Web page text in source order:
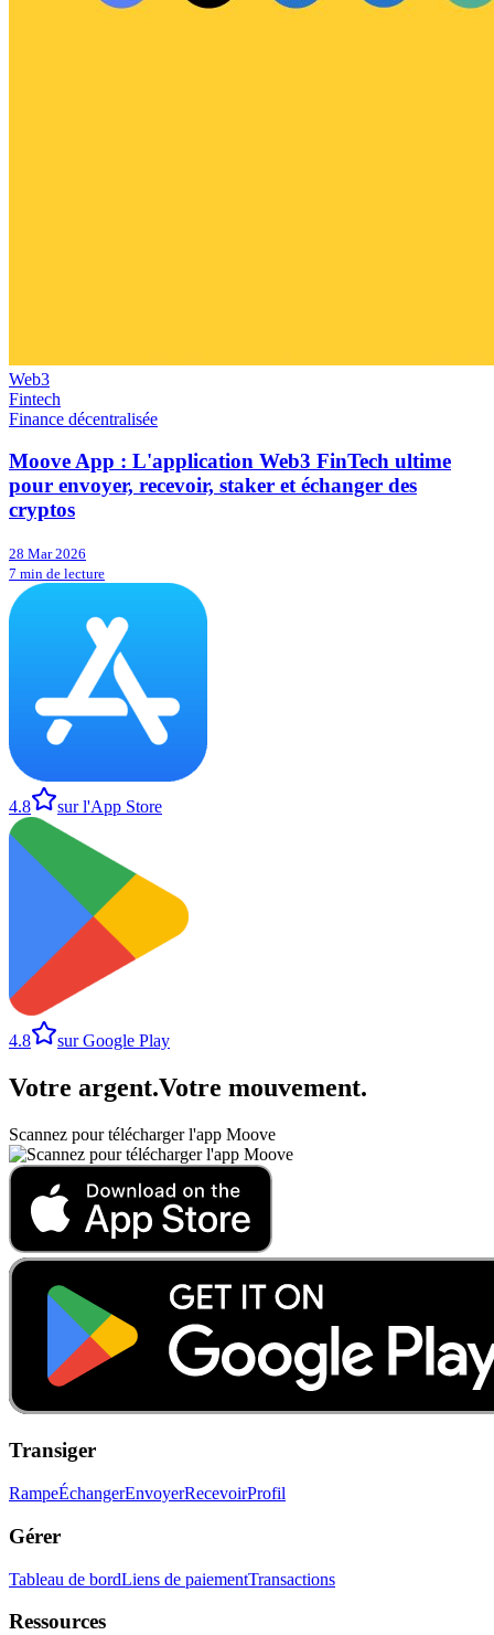
Web3
Fintech
Finance décentralisée
Moove App : L'application Web3 FinTech ultime
pour envoyer, recevoir, staker et échanger des
cryptos
28 Mar 2026
7 min de lecture
4.8 sur l'App Store
4.8 sur Google Play
Votre argent.Votre mouvement.
Scannez pour télécharger l'app Moove
Transiger
RampeÉchangerEnvoyerRecevoirProfil
Gérer
Tableau de bordLiens de paiementTransactions
Ressources